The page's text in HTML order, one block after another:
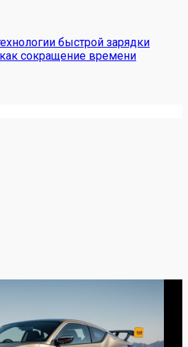
быстрой зарядки
сокращение времени